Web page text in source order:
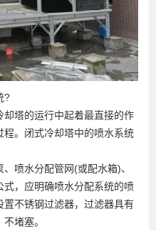
?
塔的运行中起着最直接的作
。闭式冷却塔中的喷水系统
喷水分配管网(或配水箱)、
，应明确喷水分配系统的喷
不锈钢过滤器，过滤器具有
堵塞。